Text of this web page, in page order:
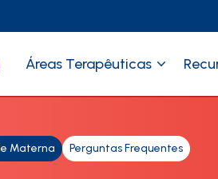
Áreas Terapêuticas
Materna Perguntas Frequentes